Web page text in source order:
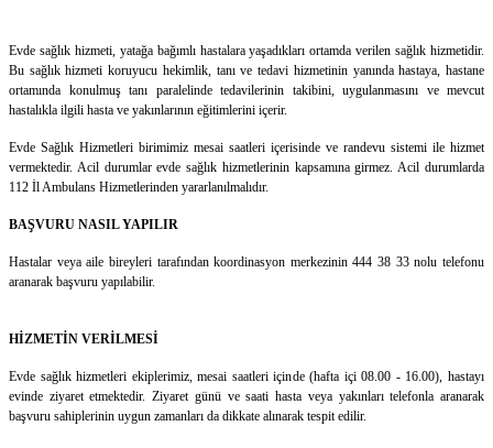
Evde sağlık hizmeti, yatağa bağımlı hastalara yaşadıkları ortamda verilen sağlık hizmetidir.
Bu sağlık hizmeti koruyucu hekimlik, tanı ve tedavi hizmetinin yanında hastaya, hastane
ortamında konulmuş tanı paralelinde tedavilerinin takibini, uygulanmasını ve mevcut
hastalıkla ilgili hasta ve yakınlarının eğitimlerini içerir.
Evde Sağlık Hizmetleri birimimiz mesai saatleri içerisinde ve randevu sistemi ile hizmet
vermektedir. Acil durumlar evde sağlık hizmetlerinin kapsamına girmez. Acil durumlarda
112 İl Ambulans Hizmetlerinden yararlanılmalıdır.
BAŞVURU NASIL YAPILIR
Hastalar veya aile bireyleri tarafından koordinasyon merkezinin 444 38 33 nolu telefonu
aranarak başvuru yapılabilir.
HİZMETİN VERİLMESİ
Evde sağlık hizmetleri ekiplerimiz, mesai saatleri içinde (hafta içi 08.00 - 16.00), hastayı
evinde ziyaret etmektedir. Ziyaret günü ve saati hasta veya yakınları telefonla aranarak
başvuru sahiplerinin uygun zamanları da dikkate alınarak tespit edilir.